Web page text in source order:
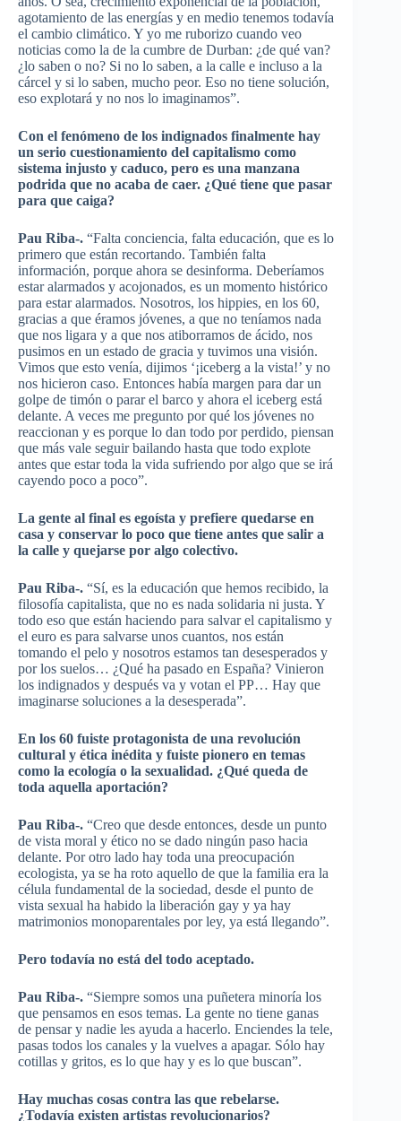
agotamiento de las energías y en medio tenemos todavía
el cambio climático. Y yo me ruborizo cuando veo
noticias como la de la cumbre de Durban: ¿de qué van?
¿lo saben o no? Si no lo saben, a la calle e incluso a la
cárcel y si lo saben, mucho peor. Eso no tiene solución,
eso explotará y no nos lo imaginamos”.
Con el fenómeno de los indignados finalmente hay
un serio cuestionamiento del capitalismo como
sistema injusto y caduco, pero es una manzana
podrida que no acaba de caer. ¿Qué tiene que pasar
para que caiga?
Pau Riba-. “Falta conciencia, falta educación, que es lo
primero que están recortando. También falta
información, porque ahora se desinforma. Deberíamos
estar alarmados y acojonados, es un momento histórico
para estar alarmados. Nosotros, los hippies, en los 60,
gracias a que éramos jóvenes, a que no teníamos nada
que nos ligara y a que nos atiborramos de ácido, nos
pusimos en un estado de gracia y tuvimos una visión.
Vimos que esto venía, dijimos ‘¡iceberg a la vista!’ y no
nos hicieron caso. Entonces había margen para dar un
golpe de timón o parar el barco y ahora el iceberg está
delante. A veces me pregunto por qué los jóvenes no
reaccionan y es porque lo dan todo por perdido, piensan
que más vale seguir bailando hasta que todo explote
antes que estar toda la vida sufriendo por algo que se irá
cayendo poco a poco”.
La gente al final es egoísta y prefiere quedarse en
casa y conservar lo poco que tiene antes que salir a
la calle y quejarse por algo colectivo.
Pau Riba-. “Sí, es la educación que hemos recibido, la
filosofía capitalista, que no es nada solidaria ni justa. Y
todo eso que están haciendo para salvar el capitalismo y
el euro es para salvarse unos cuantos, nos están
tomando el pelo y nosotros estamos tan desesperados y
por los suelos… ¿Qué ha pasado en España? Vinieron
los indignados y después va y votan el PP… Hay que
imaginarse soluciones a la desesperada”.
En los 60 fuiste protagonista de una revolución
cultural y ética inédita y fuiste pionero en temas
como la ecología o la sexualidad. ¿Qué queda de
toda aquella aportación?
Pau Riba-. “Creo que desde entonces, desde un punto
de vista moral y ético no se dado ningún paso hacia
delante. Por otro lado hay toda una preocupación
ecologista, ya se ha roto aquello de que la familia era la
célula fundamental de la sociedad, desde el punto de
vista sexual ha habido la liberación gay y ya hay
matrimonios monoparentales por ley, ya está llegando”.
Pero todavía no está del todo aceptado.
Pau Riba-. “Siempre somos una puñetera minoría los
que pensamos en esos temas. La gente no tiene ganas
de pensar y nadie les ayuda a hacerlo. Enciendes la tele,
pasas todos los canales y la vuelves a apagar. Sólo hay
cotillas y gritos, es lo que hay y es lo que buscan”.
Hay muchas cosas contra las que rebelarse.
¿Todavía existen artistas revolucionarios?